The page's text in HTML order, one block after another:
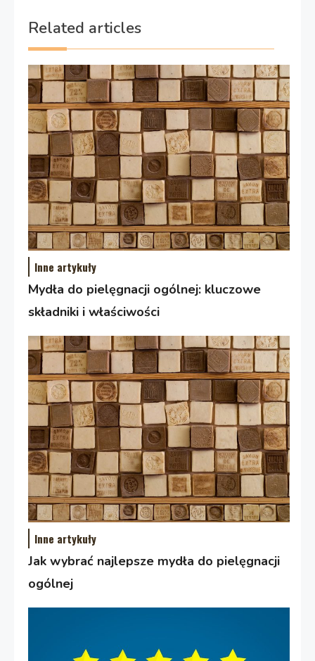
Related articles
Inne artykuły
Mydła do pielęgnacji ogólnej: kluczowe
składniki i właściwości
Inne artykuły
Jak wybrać najlepsze mydła do pielęgnacji
ogólnej